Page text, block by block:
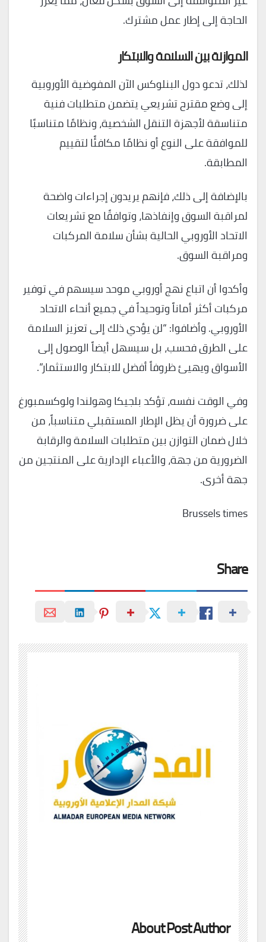
الحاجة إلى إطار عمل مشترك.
الموازنة بين السلامة والابتكار
لذلك، تدعو دول البنلوكس الآن المفوضية الأوروبية
إلى وضع مقترح تشريعي يتضمن متطلبات فنية
متناسقة لأجهزة التنقل الشخصية، ونظامًا متناسبًا
للموافقة على النوع أو نظامًا مكافئًا لتقييم
المطابقة.
بالإضافة إلى ذلك، فإنهم يريدون إجراءات واضحة
لمراقبة السوق وإنفاذها، وتوافقًا مع تشريعات
الاتحاد الأوروبي الحالية بشأن سلامة المركبات
ومراقبة السوق.
وأكدوا أن اتباع نهج أوروبي موحد سيسهم في توفير
مركبات أكثر أماناً وتوحيداً في جميع أنحاء الاتحاد
الأوروبي. وأضافوا: “لن يؤدي ذلك إلى تعزيز السلامة
على الطرق فحسب، بل سيسهل أيضاً الوصول إلى
الأسواق ويهيئ ظروفاً أفضل للابتكار والاستثمار”.
وفي الوقت نفسه، تؤكد بلجيكا وهولندا ولوكسمبورغ
على ضرورة أن يظل الإطار المستقبلي متناسباً، من
خلال ضمان التوازن بين متطلبات السلامة والرقابة
الضرورية من جهة، والأعباء الإدارية على المنتجين من
جهة أخرى.
Brussels times
Share
About Post Author